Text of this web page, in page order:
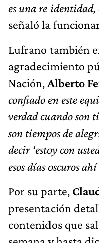
es una re
señaló la
Lufrano también
agradecimiento
Nación,Alberto
confiado en este
verdad cuando son
son tiempos de
decir ‘estoy con
esos días oscuros
Por su parte,
presentación
contenidos que